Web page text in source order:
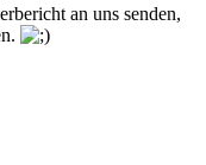
an uns senden,